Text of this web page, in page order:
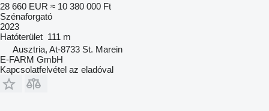
28 660 EUR ≈ 10 380 000 Ft
Szénaforgató
2023
Hatóterület 111 m
Ausztria, At-8733 St. Marein
E-FARM GmbH
Kapcsolatfelvétel az eladóval